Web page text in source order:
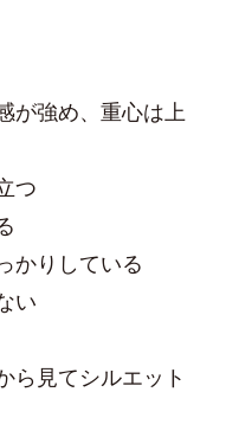
が強め、重心は上
つ
かりしている
い
ら見てシルエット